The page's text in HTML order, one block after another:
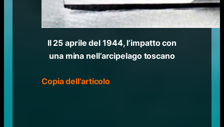
Il 25 aprile del 1944, l’impatto con
una mina nell’arcipelago toscano
Copia dell’articolo